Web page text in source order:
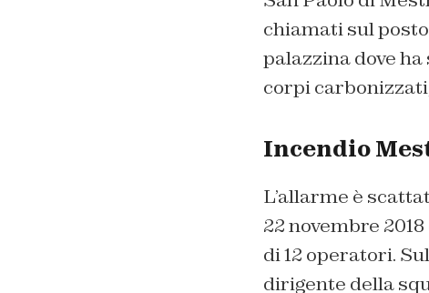
chiamati sul
palazzina dove
corpi
Incendio
L’allarme è
22 novembre
di 12 operatori.
dirigente della